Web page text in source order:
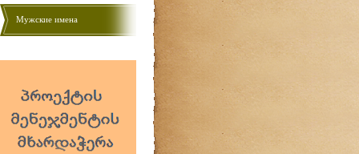
Мужские имена